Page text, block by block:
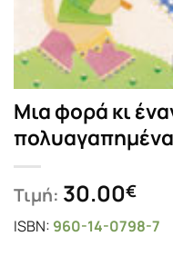
Μια φορά κι
Τιμή: 30.00€
ISBN: 960-14-0798-7